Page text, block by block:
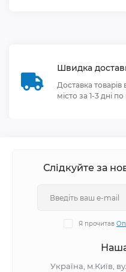
Швидка
Доставка товарів
місто за 1-3 дні по
Слідкуйте за
Я прочитав
Україна, м.Київ,